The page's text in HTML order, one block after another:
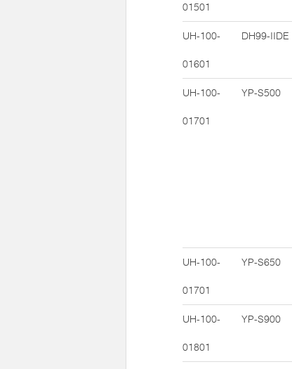
01501
UH-100-
01601
DH99-IIDE
UH-100-
01701
YP-S500
UH-100-
01701
YP-S650
UH-100-
01801
YP-S900